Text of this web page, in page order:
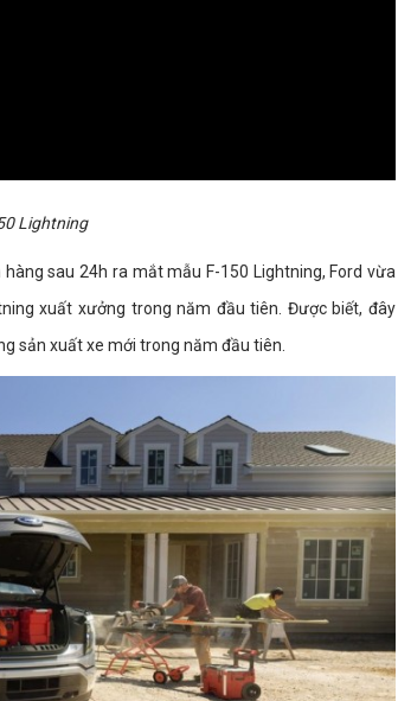
Lightning
sau 24h ra mắt mẫu F-150 Lightning, Ford vừa
xuất xưởng trong năm đầu tiên. Được biết, đây
sản xuất xe mới trong năm đầu tiên.